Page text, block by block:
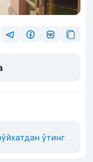
ўтинг